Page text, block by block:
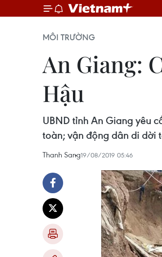
MÔI TRƯỜNG
An Giang:
Hậu
UBND tỉnh An Giang yêu
toàn; vận động dân di dời
Thanh Sang19/08/2019 05:46